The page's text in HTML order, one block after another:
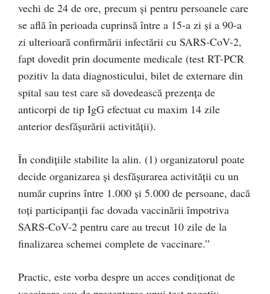
vechi de 24 de ore, precum și pentru persoanele care
se află în perioada cuprinsă între a 15-a zi și a 90-a
zi ulterioară confirmării infectării cu SARS-CoV-2,
fapt dovedit prin documente medicale (test RT-PCR
pozitiv la data diagnosticului, bilet de externare din
spital sau test care să dovedească prezența de
anticorpi de tip IgG efectuat cu maxim 14 zile
anterior desfășurării activității).
În condițiile stabilite la alin. (1) organizatorul poate
decide organizarea și desfășurarea activității cu un
număr cuprins între 1.000 și 5.000 de persoane, dacă
toți participanții fac dovada vaccinării împotriva
SARS-CoV-2 pentru care au trecut 10 zile de la
finalizarea schemei complete de vaccinare.”
Practic, este vorba despre un acces condiționat de